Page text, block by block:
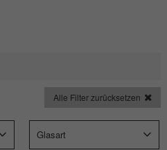
Alle Filter zurücksetzen
Glasart